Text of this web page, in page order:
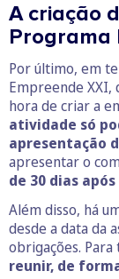
A criação
Programa
Por último, em
Empreende XXI,
hora de criar a
atividade só
apresentação
apresentar o
de 30 dias
Além disso, há
desde a data da
obrigações.
reunir, de